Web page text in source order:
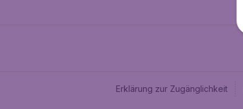
Erklärung zur Zugänglichkeit